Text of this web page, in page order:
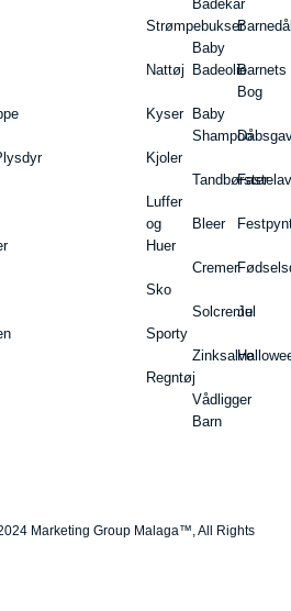
Strømpebukser
Nattøj
Kyser
Kjoler
Luffer
og
Huer
Sko
Sporty
Regntøj
Badekar
Baby
Badeolie
Baby
Shampoo
Tandbørster
Bleer
Cremer
Solcreme
Zinksalve
Vådligger
Barn
Barnets
Bog
Jul
Marketing Group Malaga™, All Rights